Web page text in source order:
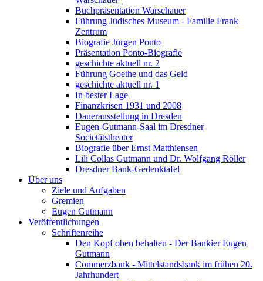
Buchpräsentation Warschauer
Führung Jüdisches Museum - Familie Frank
Zentrum
Biografie Jürgen Ponto
Präsentation Ponto-Biografie
geschichte aktuell nr. 2
Führung Goethe und das Geld
geschichte aktuell nr. 1
In bester Lage
Finanzkrisen 1931 und 2008
Dauerausstellung in Dresden
Eugen-Gutmann-Saal im Dresdner
Societätstheater
Biografie über Ernst Matthiensen
Lili Collas Gutmann und Dr. Wolfgang Röller
Dresdner Bank-Gedenktafel
Über uns
Ziele und Aufgaben
Gremien
Eugen Gutmann
Veröffentlichungen
Schriftenreihe
Den Kopf oben behalten - Der Bankier Eugen
Gutmann
Commerzbank - Mittelstandsbank im frühen 20.
Jahrhundert